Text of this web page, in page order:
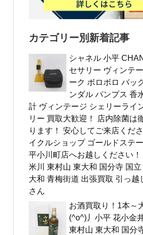
カテゴリー別新着記事
シャネル 小平
セサリー ヴィンテ
ーク ボロボロ バッ
ンダル パンプス 香
計 ヴィンテージ シェリーライ
リー 買取大歓迎！ 店内除菌は
ります！ 安心してご来店くだ
イクルショップ ゴールドステ
平小川町店へお越しください！
米川 東村山 東大和 国分寺 国
大和 青梅街道 出張買取 引っ越
さん
お酒買取り！1本～
(^o^)丿小平 花小金
東村山 東大和 国分